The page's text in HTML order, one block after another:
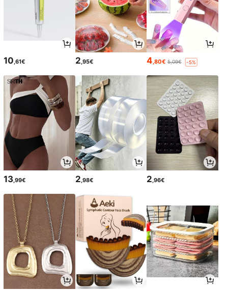
10,61€ 2,95€ 4,80€ 5,09€ -5%
13 ,99€ 2 ,98€ 2 ,96€